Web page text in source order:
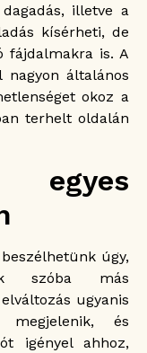
illetve a
kísérheti, de
fájdalmakra is. A
általános
okoz a
terhelt oldalán
úgy,
szóba más
ugyanis
megjelenik, és
igényel ahhoz,